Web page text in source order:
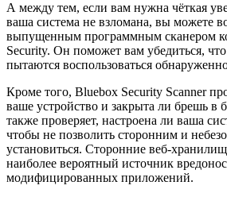
А между тем, если вам нужна чёткая
ваша система не взломана, вы можете
выпущенным программным сканером
Security. Он поможет вам убедиться,
пытаются воспользоваться
Кроме того, Bluebox Security Scanner
ваше устройство и закрыта ли брешь в
также проверяет, настроена ли ваша
чтобы не позволить сторонним и
установиться. Сторонние веб-
наиболее вероятный источник
модифицированных приложений.